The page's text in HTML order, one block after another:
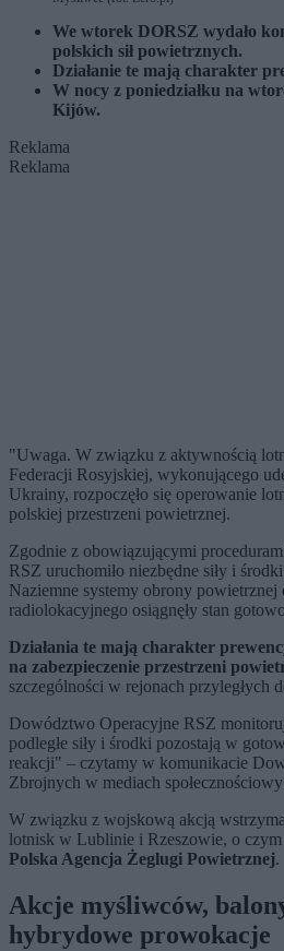
We wtorek DORSZ wydało
polskich sił powietrznych.
Działanie te mają charakter
W nocy z poniedziałku na
Kijów.
Reklama
Reklama
"Uwaga. W związku z aktywnością
Federacji Rosyjskiej, wykonującego
Ukrainy, rozpoczęło się operowanie
polskiej przestrzeni powietrznej.
Zgodnie z obowiązującymi
RSZ uruchomiło niezbędne siły i
Naziemne systemy obrony powietrznej
radiolokacyjnego osiągnęły stan
Działania te mają charakter
na zabezpieczenie przestrzeni
szczególności w rejonach przyległych
Dowództwo Operacyjne RSZ
podległe siły i środki pozostają w
reakcji" – czytamy w komunikacie
Zbrojnych w mediach
W związku z wojskową akcją
lotnisk w Lublinie i Rzeszowie, o
Polska Agencja Żeglugi Powietrznej.
Akcje myśliwców,
hybrydowe prowokacje